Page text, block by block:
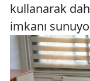
kullanarak
imkanı